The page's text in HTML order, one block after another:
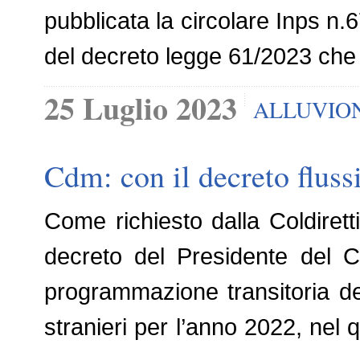
pubblicata la circolare Inps
del decreto legge 61/2023
25 Luglio 2023
Cdm: con il decreto
Come richiesto dalla
decreto del Presidente del
programmazione transitoria
stranieri per l’anno 2022, nel